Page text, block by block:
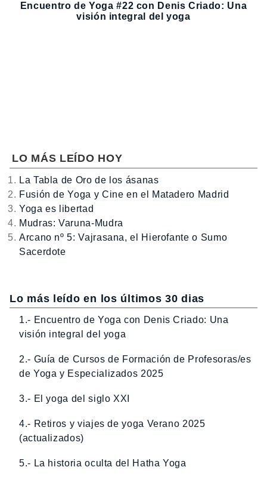
Encuentro de Yoga #22 con Denis Criado: Una
visión integral del yoga
LO MÁS LEÍDO HOY
La Tabla de Oro de los ásanas
Fusión de Yoga y Cine en el Matadero Madrid
Yoga es libertad
Mudras: Varuna-Mudra
Arcano nº 5: Vajrasana, el Hierofante o Sumo
Sacerdote
Lo más leído en los últimos 30 dias
1.- Encuentro de Yoga con Denis Criado: Una
visión integral del yoga
2.- Guía de Cursos de Formación de Profesoras/es
de Yoga y Especializados 2025
3.- El yoga del siglo XXI
4.- Retiros y viajes de yoga Verano 2025
(actualizados)
5.- La historia oculta del Hatha Yoga